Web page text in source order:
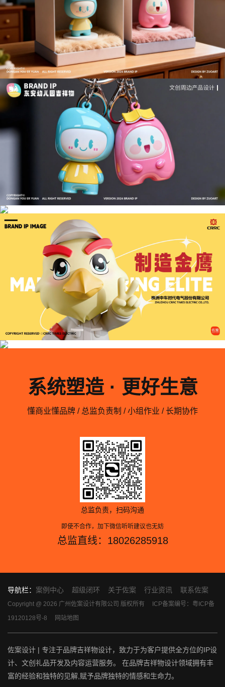
系统塑造 · 更好生意
懂商业懂品牌 / 总监负责制 / 小组作业 / 长期协作
总监负责，扫码沟通
即使不合作，加下微信听听建议也无妨
总监直线：18026285918
导航栏： 案例中心 超级闭环 关于佐案 行业资讯 联系佐案
Copyright @ 2026 广州佐案设计有限公司 版权所有
ICP备案编号：粤ICP备
19120128号-8
网站地图
佐案设计 | 专注于品牌吉祥物设计，致力于为客户提供全方位的IP设
计、文创礼品开发及内容运营服务。 在品牌吉祥物设计领域拥有丰
富的经验和独特的见解,赋予品牌独特的情感和生命力。